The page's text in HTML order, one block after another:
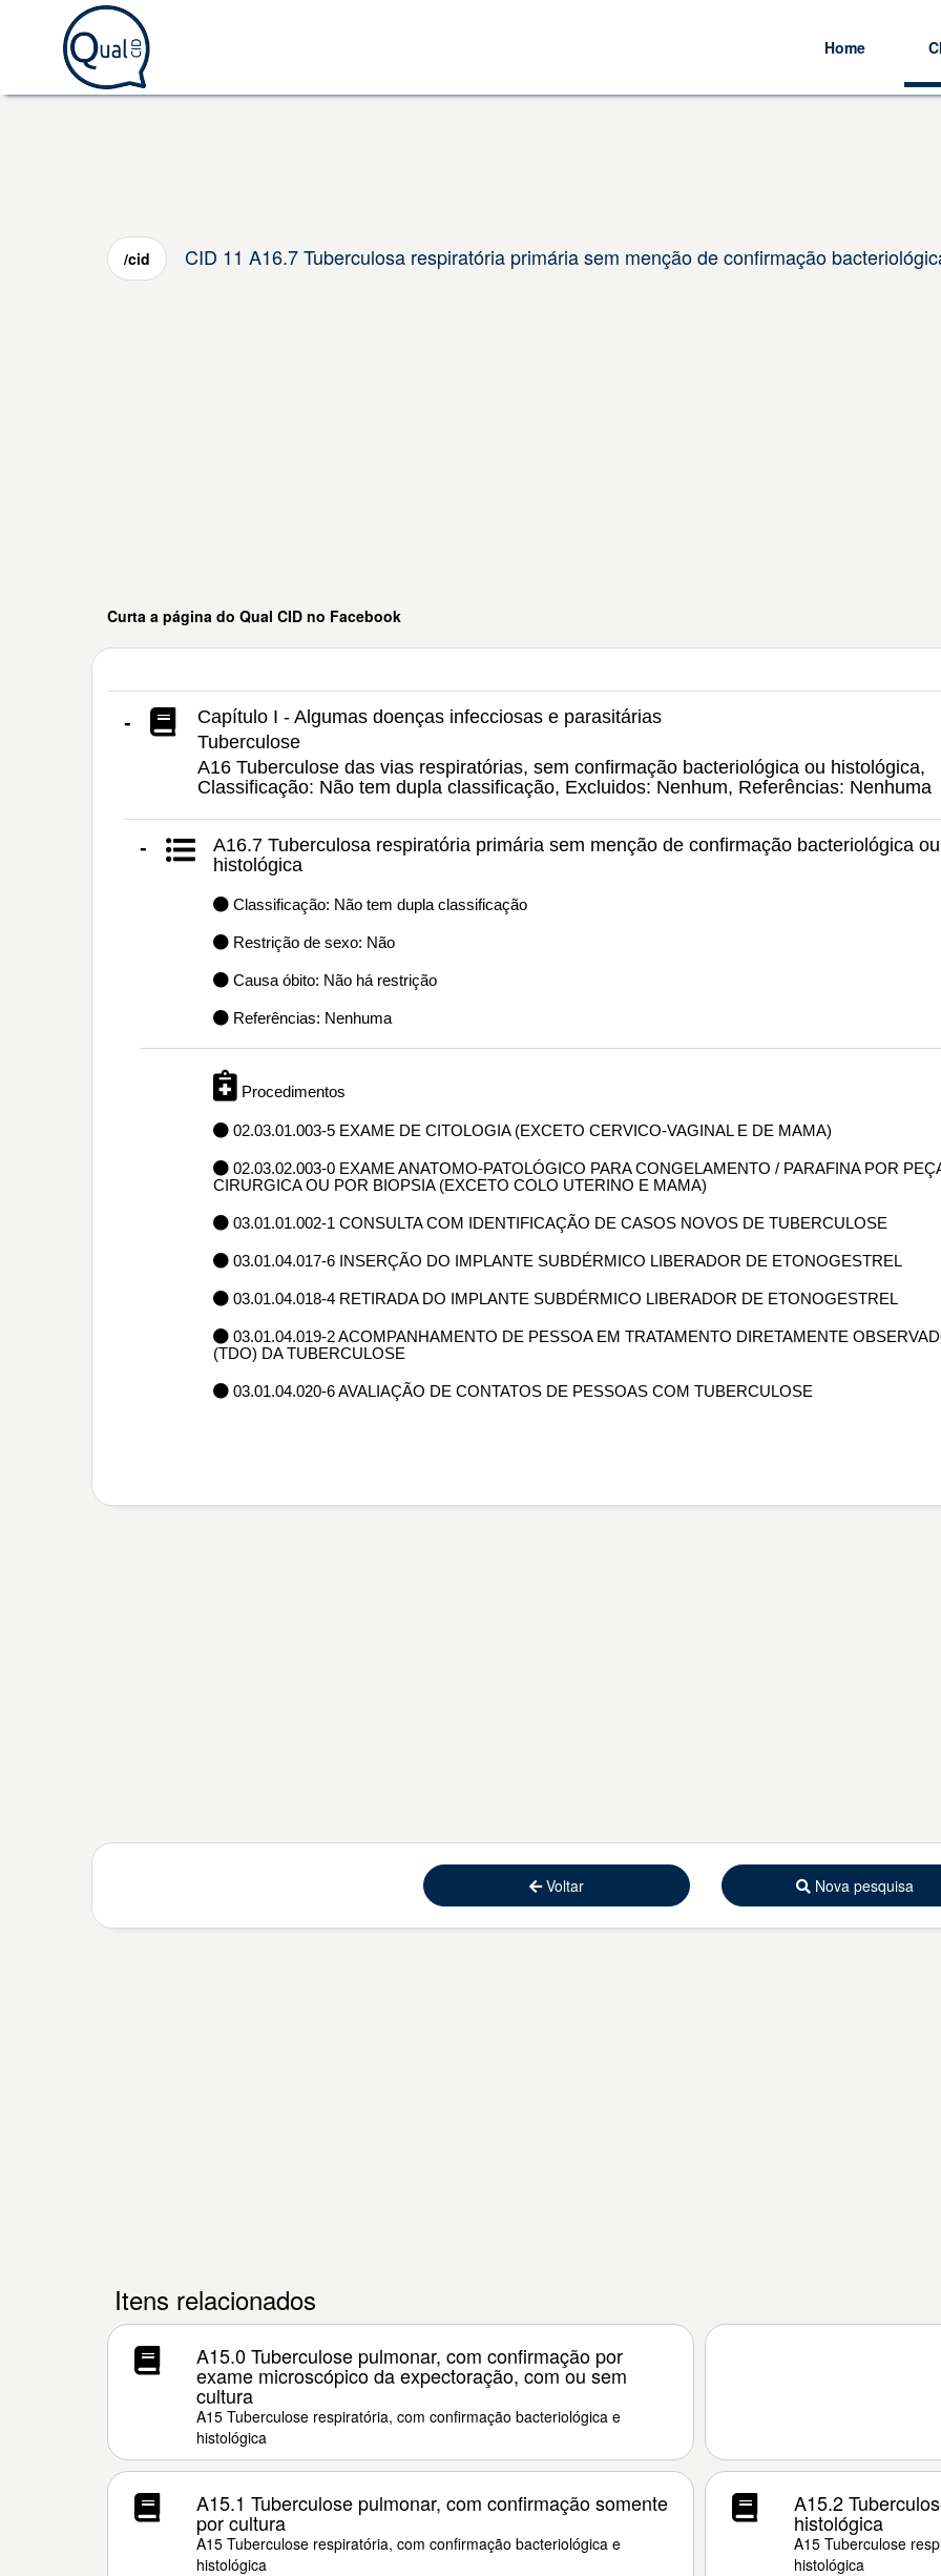
Home
/cid CID 11 A16.7 Tuberculosa respiratória primária sem menção de confirmação
Curta a página do Qual CID no Facebook
-
Capítulo I - Algumas doenças infecciosas e parasitárias
Tuberculose
A16 Tuberculose das vias respiratórias, sem confirmação bacteriológica ou histológica,
Classificação: Não tem dupla classificação, Excluidos: Nenhum, Referências: Nenhuma
-
A16.7 Tuberculosa respiratória primária sem menção de confirmação bacteriológica ou
histológica
Classificação: Não tem dupla classificação
Restrição de sexo: Não
Causa óbito: Não há restrição
Referências: Nenhuma
Procedimentos
02.03.01.003-5 EXAME DE CITOLOGIA (EXCETO CERVICO-VAGINAL E DE MAMA)
02.03.02.003-0 EXAME ANATOMO-PATOLÓGICO PARA CONGELAMENTO / PARAFINA POR
CIRURGICA OU POR BIOPSIA (EXCETO COLO UTERINO E MAMA)
03.01.01.002-1 CONSULTA COM IDENTIFICAÇÃO DE CASOS NOVOS DE TUBERCULOSE
03.01.04.017-6 INSERÇÃO DO IMPLANTE SUBDÉRMICO LIBERADOR DE ETONOGESTREL
03.01.04.018-4 RETIRADA DO IMPLANTE SUBDÉRMICO LIBERADOR DE ETONOGESTREL
03.01.04.019-2 ACOMPANHAMENTO DE PESSOA EM TRATAMENTO DIRETAMENTE
(TDO) DA TUBERCULOSE
03.01.04.020-6 AVALIAÇÃO DE CONTATOS DE PESSOAS COM TUBERCULOSE
Voltar Nova pesquisa
Itens relacionados
A15.0 Tuberculose pulmonar, com confirmação por
exame microscópico da expectoração, com ou sem
cultura
A15 Tuberculose respiratória, com confirmação bacteriológica e
histológica
A15.1 Tuberculose pulmonar, com confirmação somente
por cultura
A15 Tuberculose respiratória, com confirmação bacteriológica e
histológica
A15.2
histológica
A15 Tuberculose
histológica